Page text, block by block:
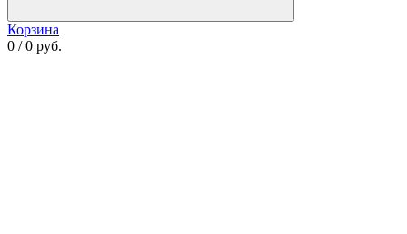
Корзина
0 / 0 руб.